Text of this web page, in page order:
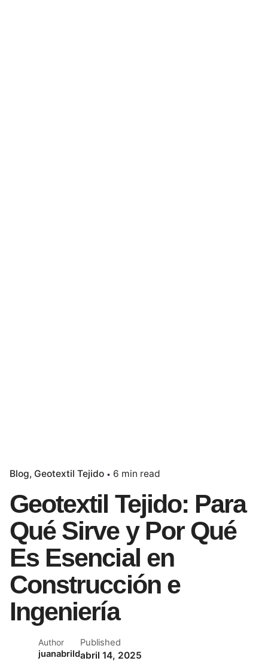
Blog Geotextil Tejido 6 min read
Geotextil Tejido: Para
Qué Sirve y Por Qué
Es Esencial en
Construcción e
Ingeniería
Author
juanabrild
Published
abril 14, 2025